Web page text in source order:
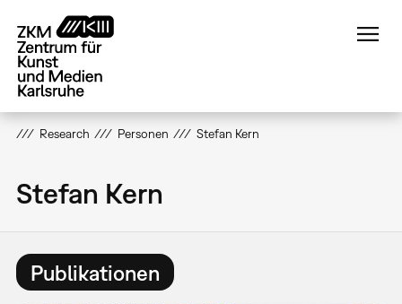
zum
Inhalt
Research Personen Stefan Kern
Stefan Kern
Publikationen